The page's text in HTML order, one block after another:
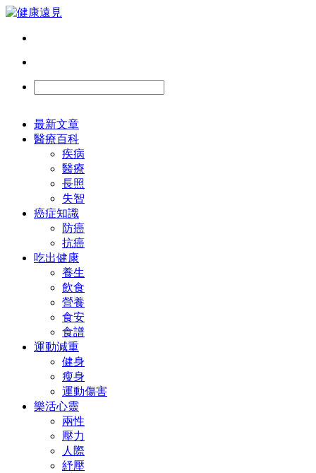
最新文章
醫療百科
疾病
醫療
長照
失智
癌症知識
防癌
抗癌
吃出健康
養生
飲食
營養
食安
食譜
運動減重
健身
瘦身
運動傷害
樂活心靈
兩性
壓力
人際
紓壓